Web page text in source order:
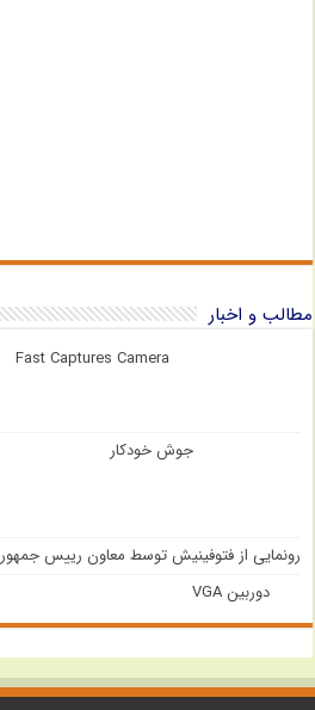
مطالب و اخبار
Fast Captures Camera
جوش خودکار
رونمایی از فتوفینیش توسط معاون رییس جمهور
دوربین VGA